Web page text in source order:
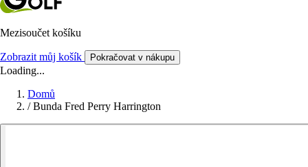
Mezisoučet košíku
Zobrazit můj košík Pokračovat v nákupu
Loading...
Domů
/ Bunda Fred Perry Harrington